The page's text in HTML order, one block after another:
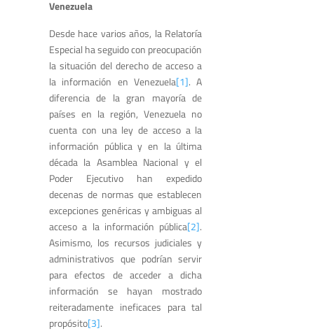
Venezuela
Desde hace varios años, la Relatoría
Especial ha seguido con preocupación
la situación del derecho de acceso a
la información en Venezuela[1]. A
diferencia de la gran mayoría de
países en la región, Venezuela no
cuenta con una ley de acceso a la
información pública y en la última
década la Asamblea Nacional y el
Poder Ejecutivo han expedido
decenas de normas que establecen
excepciones genéricas y ambiguas al
acceso a la información pública[2].
Asimismo, los recursos judiciales y
administrativos que podrían servir
para efectos de acceder a dicha
información se hayan mostrado
reiteradamente ineficaces para tal
propósito[3].